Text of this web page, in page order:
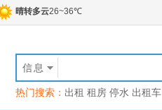
信息
热门搜索： 出租 租房 停水 出租车